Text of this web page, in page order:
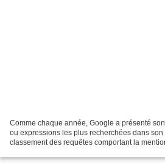
Comme chaque année, Google a présenté
ou expressions les plus recherchées dans
classement des requêtes comportant la